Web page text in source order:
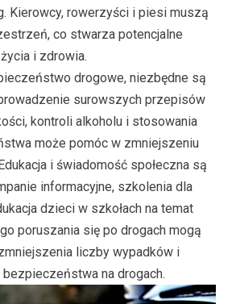
Kierowcy, rowerzyści i piesi muszą
co stwarza potencjalne
i zdrowia.
drogowe, niezbędne są
surowszych przepisów
kontroli alkoholu i stosowania
może pomóc w zmniejszeniu
i świadomość społeczna są
informacyjne, szkolenia dla
dzieci w szkołach na temat
poruszania się po drogach mogą
liczby wypadków i
na drogach.